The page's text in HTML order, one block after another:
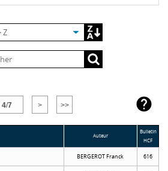
4/7 > >> 
Auteur
Bulletin
HCF
BERGEROT Franck 616